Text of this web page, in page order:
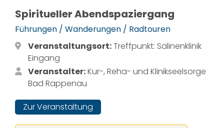
Spiritueller Abendspaziergang
Führungen / Wanderungen / Radtouren
Veranstaltungsort:Treffpunkt: Salinenklinik
Eingang
Veranstalter:Kur-, Reha- und Klinikseelsorge
Bad Rappenau
Zur Veranstaltung